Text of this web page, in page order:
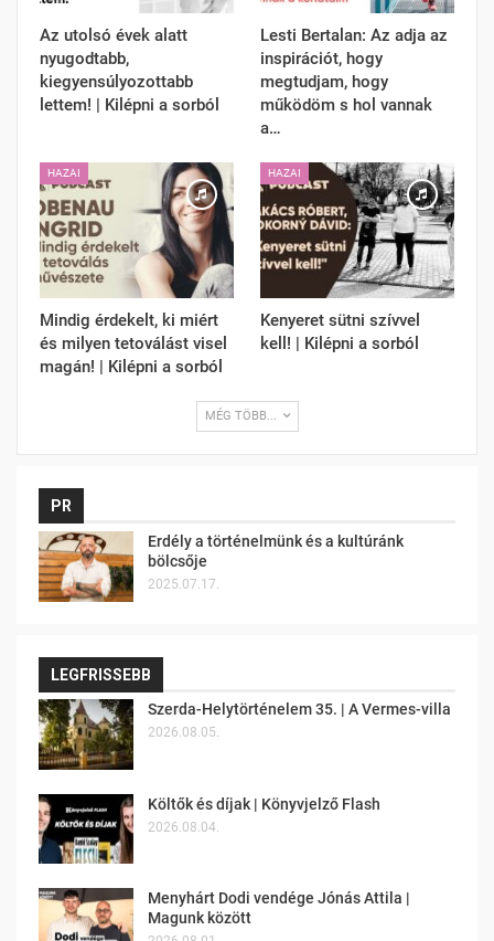
Az utolsó évek alatt
nyugodtabb,
kiegyensúlyozottabb
lettem! | Kilépni a sorból
Lesti Bertalan: Az adja az
inspirációt, hogy
megtudjam, hogy
működöm s hol vannak
a…
HAZAI
Mindig érdekelt, ki miért
és milyen tetoválást visel
magán! | Kilépni a sorból
HAZAI
Kenyeret sütni szívvel
kell! | Kilépni a sorból
MÉG TÖBB...
PR
Erdély a történelmünk és a kultúránk
bölcsője
2025.07.17.
LEGFRISSEBB
Szerda-Helytörténelem 35. | A Vermes-villa
2026.08.05.
Költők és díjak | Könyvjelző Flash
2026.08.04.
Menyhárt Dodi vendége Jónás Attila |
Magunk között